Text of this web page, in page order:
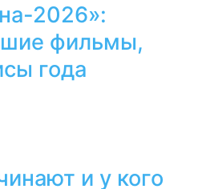
2026»:
фильмы,
года
и у кого